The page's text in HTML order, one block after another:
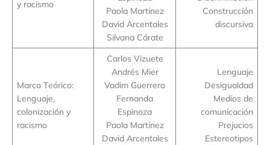
y racismo
Paola Martínez
David Arcentales
Silvana Cárate
Construcción
discursiva
Marco Teórico:
Lenguaje,
colonización y
racismo
Carlos Vizuete
Andrés Mier
Vadim Guerrero
Fernanda
Espinoza
Paola Martínez
David Arcentales
Lenguaje
Desigualdad
Medios de
comunicación
Prejucios
Estereotipos